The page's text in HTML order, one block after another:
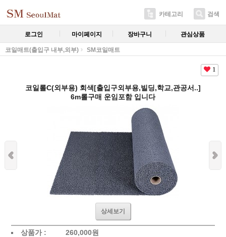
카테고리 검색
로그인 마이페이지 장바구니 관심상품
코일매트(출입구 내부,외부) SM코일매트
1
코일롤C(외부용) 회색[출입구외부용,빌딩,학교,관공서..]
6m롤구매 운임포함 입니다
상세보기
상품가 : 260,000원